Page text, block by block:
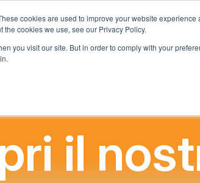
cookies are used to improve your website
cookies we use, see our Privacy Policy.
you visit our site. But in order to comply with your
il